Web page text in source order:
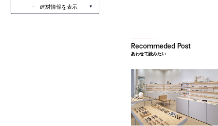
建材情報を表示
あわせて読みたい